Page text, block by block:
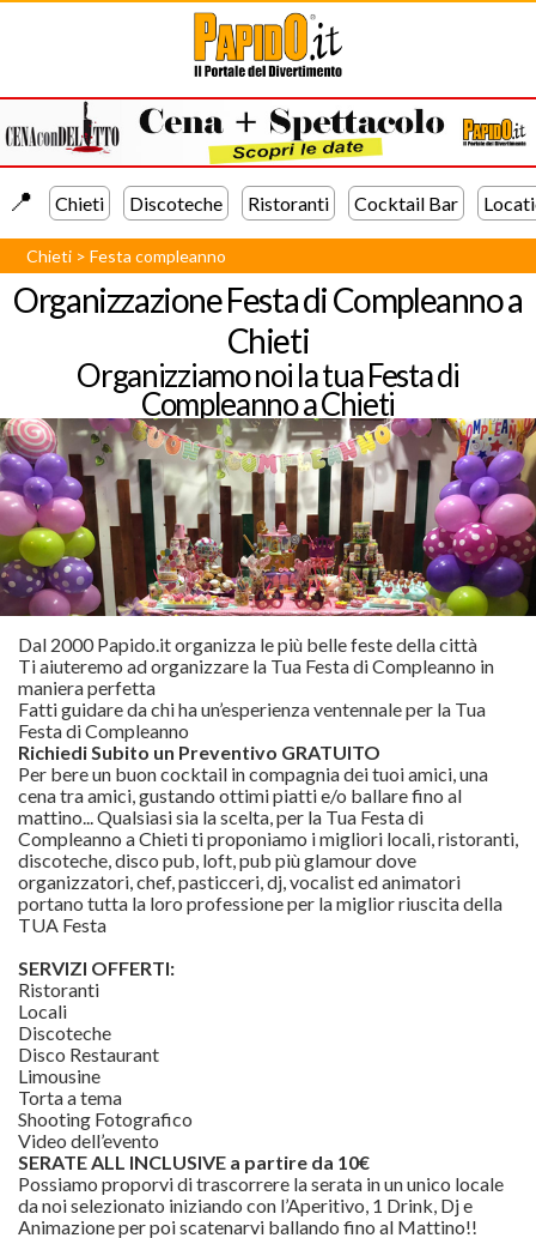
📍️ Chieti Discoteche Ristoranti Cocktail Bar
Chieti >Festa compleanno
Organizzazione Festa di Compleanno a
Chieti
Organizziamo noi la tua Festa di
Compleanno a Chieti
Dal 2000 Papido.it organizza le più belle feste della città
Ti aiuteremo ad organizzare la Tua Festa di Compleanno in
maniera perfetta
Fatti guidare da chi ha un’esperienza ventennale per la Tua
Festa di Compleanno
Richiedi Subito un Preventivo GRATUITO
Per bere un buon cocktail in compagnia dei tuoi amici, una
cena tra amici, gustando ottimi piatti e/o ballare fino al
mattino... Qualsiasi sia la scelta, per la Tua Festa di
Compleanno a Chieti ti proponiamo i migliori locali, ristoranti,
discoteche, disco pub, loft, pub più glamour dove
organizzatori, chef, pasticceri, dj, vocalist ed animatori
portano tutta la loro professione per la miglior riuscita della
TUA Festa
SERVIZI OFFERTI:
Ristoranti
Locali
Discoteche
Disco Restaurant
Limousine
Torta a tema
Shooting Fotografico
Video dell’evento
SERATE ALL INCLUSIVE a partire da 10€
Possiamo proporvi di trascorrere la serata in un unico locale
da noi selezionato iniziando con l’Aperitivo, 1 Drink, Dj e
Animazione per poi scatenarvi ballando fino al Mattino!!